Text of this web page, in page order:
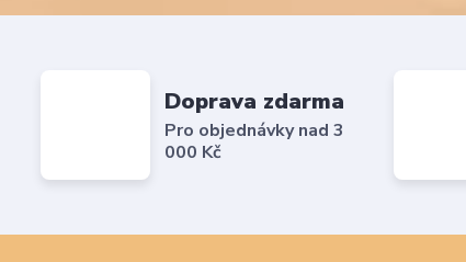
Doprava zdarma
Pro objednávky nad 3
000 Kč